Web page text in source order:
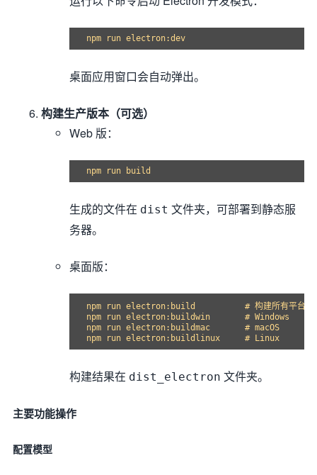
桌面应用窗口会自动弹出。
构建生产版本（可选）
Web 版：
生成的文件在 dist 文件夹，可部署到静态服
务器。
桌面版：
npm run electron:build          # 构建所有平台
npm run electron:buildwin       # Windows
npm run electron:buildmac       # macOS
构建结果在 dist_electron 文件夹。
主要功能操作
配置模型